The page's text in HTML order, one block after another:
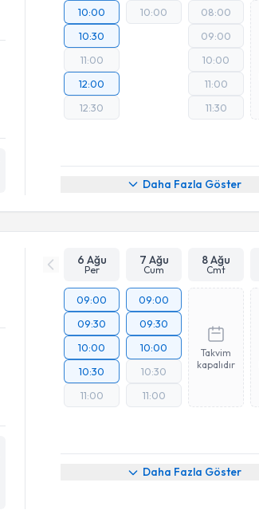
10:00
10:30
11:00
12:00
12:30
10:00
08:00
09:00
10:00
11:00
11:30
Daha Fazla Göster
6 Ağu
Per
7 Ağu
Cum
8 Ağu
Cmt
09:00
09:30
10:00
10:30
11:00
09:00
09:30
10:00
10:30
11:00
Takvim
kapalıdır
Daha Fazla Göster